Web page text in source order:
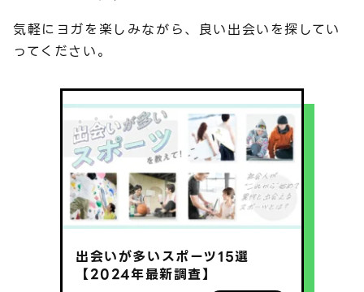
気軽にヨガを楽しみながら、良い出会いを探してい
ってください。
出会いが多いスポーツ15選
【2024年最新調査】